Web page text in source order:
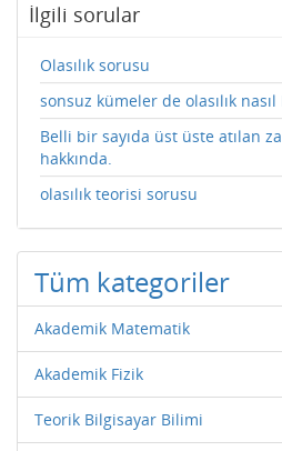
İlgili sorular
Olasılık sorusu
sonsuz kümeler de olasılık
Belli bir sayıda üst üste atılan
hakkında.
olasılık teorisi sorusu
Tüm kategoriler
Akademik Matematik
Akademik Fizik
Teorik Bilgisayar Bilimi